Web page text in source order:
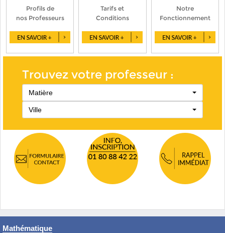
Profils de
nos Professeurs
Tarifs et
Conditions
Notre
Fonctionnement
Trouvez votre professeur :
Matière
Ville
Mathématique